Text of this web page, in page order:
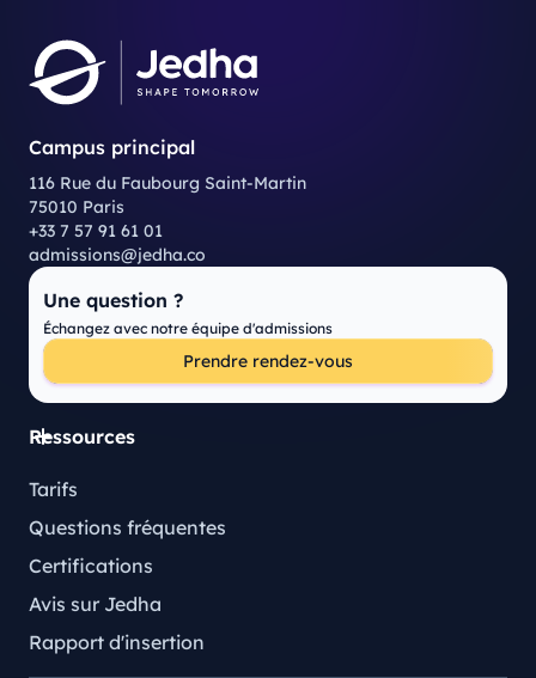
Campus principal
116 Rue du Faubourg Saint-Martin
75010 Paris
+33 7 57 91 61 01
admissions@jedha.co
Une question ?
Échangez avec notre équipe d'admissions
Prendre rendez-vous
Ressources
Tarifs
Questions fréquentes
Certifications
Avis sur Jedha
Rapport d'insertion